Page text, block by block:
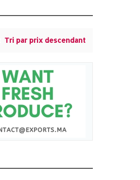
Tri par prix descendant